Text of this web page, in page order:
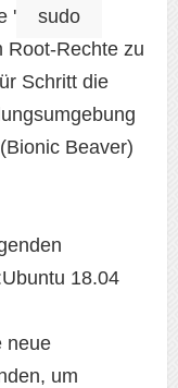
'
sudo
Root-Rechte zu
Schritt die
Beaver)
18.04
neue
um